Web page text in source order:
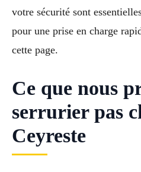
votre sécurité sont
pour une prise en charge
cette page.
Ce que nous
serrurier pas
Ceyreste